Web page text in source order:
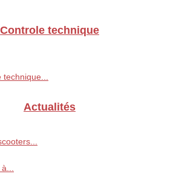
Controle technique
technique...
Actualités